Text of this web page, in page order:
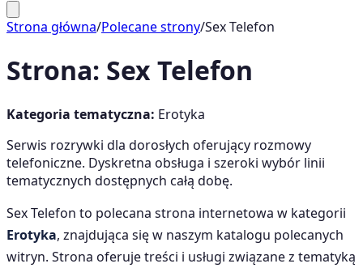
Strona główna/Polecane strony/Sex Telefon
Strona: Sex Telefon
Kategoria tematyczna: Erotyka
Serwis rozrywki dla dorosłych oferujący rozmowy
telefoniczne. Dyskretna obsługa i szeroki wybór linii
tematycznych dostępnych całą dobę.
Sex Telefon to polecana strona internetowa w kategorii
Erotyka, znajdująca się w naszym katalogu polecanych
witryn. Strona oferuje treści i usługi związane z tematyką